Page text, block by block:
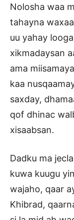
Nolosha waa
tahayna
uu yahay
xikmadaysan
ama
kaa
saxday,
qof dhinac
xisaabsan.
Dadku ma
kuwa kuugu
wajaho, qaar
Khibrad,